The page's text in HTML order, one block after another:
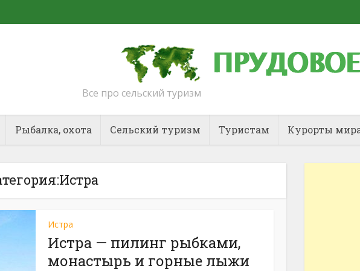
Все про сельский туризм
Рыбалка, охота Сельский туризм Туристам Курорты
Истра
Истра — пилинг рыбками,
монастырь и горные лыжи